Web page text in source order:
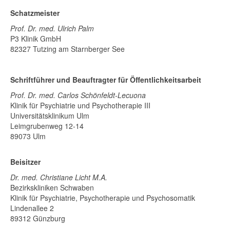
Schatzmeister
Prof. Dr. med. Ulrich Palm
P3 Klinik GmbH
82327 Tutzing am Starnberger See
Schriftführer und Beauftragter für Öffentlichkeitsarbeit
Prof. Dr. med. Carlos Schönfeldt-Lecuona
Klinik für Psychiatrie und Psychotherapie III
Universitätsklinikum Ulm
Leimgrubenweg 12-14
89073 Ulm
Beisitzer
Dr. med. Christiane Licht M.A.
Bezirkskliniken Schwaben
Klinik für Psychiatrie, Psychotherapie und Psychosomatik
Lindenallee 2
89312 Günzburg